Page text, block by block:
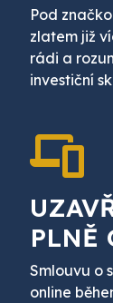
Pod
zlatem již
rádi a
investiční
PLNĚ
Smlouvu o
online